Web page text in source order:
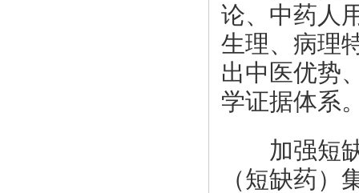
论、中药人
生理、病理
出中医优势
学证据体系
加强短缺
（短缺药